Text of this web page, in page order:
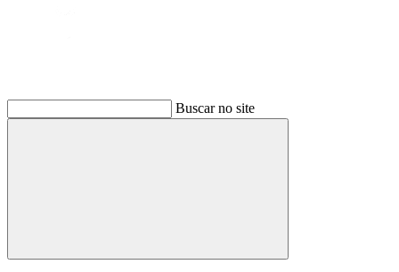
Buscar no site
Buscar